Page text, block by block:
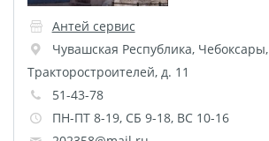
Табличка Instagram
Детская метрика
Валентинки
Коробки для кружек
Коробки для тарелок
Коробки для футболок
Антей сервис
Чувашская Республика, Чебоксары,
Тракторостроителей, д. 11
51-43-78
ПН-ПТ 8-19, СБ 9-18, ВС 10-16